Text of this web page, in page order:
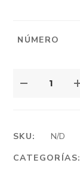
NÚMERO
CANTIDAD
SKU:
N/D
CATEGORÍAS: